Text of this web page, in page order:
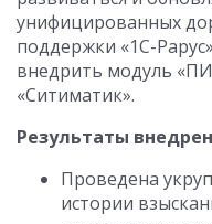
унифицированных
поддержки «1С-
внедрить модуль
«Ситиматик».
Результаты
Проведена
истории